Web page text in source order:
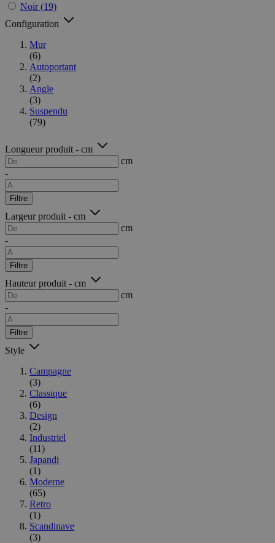
Noir (19)
Configuration
Mur
(6)
Autoportant
(2)
Angle
(3)
Suspendu
(79)
Longueur produit - cm
cm
-
Filtre
Largeur produit - cm
cm
-
Filtre
Hauteur produit - cm
cm
-
Filtre
Style
Campagne
(3)
Classique
(6)
Design
(2)
Industriel
(11)
Japandi
(1)
Moderne
(65)
Retro
(1)
Scandinave
(3)